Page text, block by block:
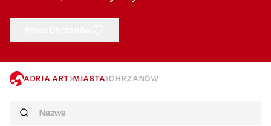
ADRIA ART MIASTA CHRZANÓW